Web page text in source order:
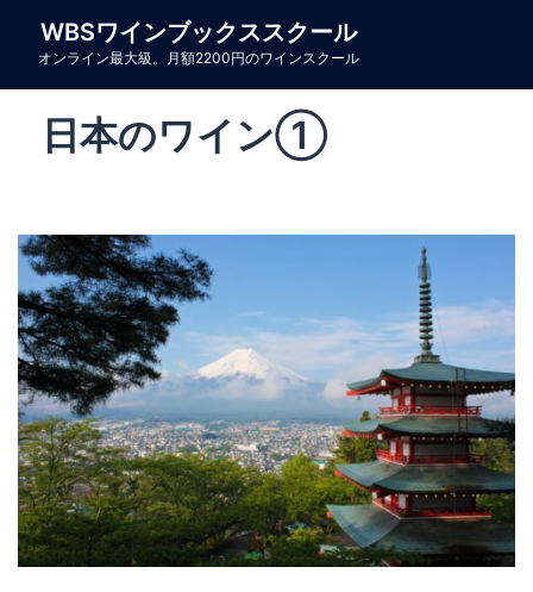
WBSワインブックススクール
オンライン最大級。月額2200円のワインスクール
日本のワイン①